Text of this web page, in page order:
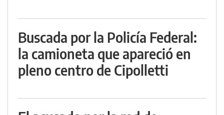
Buscada por la Policía Federal:
la camioneta que apareció en
pleno centro de Cipolletti